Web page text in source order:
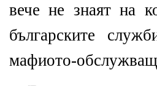
вече не знаят на
българските
мафиото-